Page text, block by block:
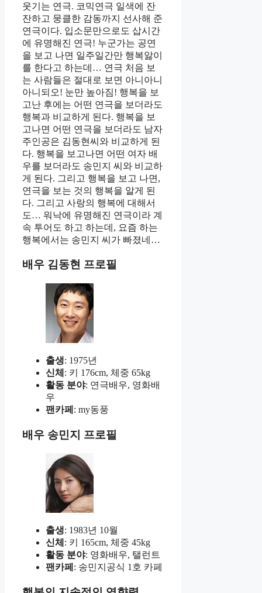
웃기는 연극. 코믹연극 일색에 잔
잔하고 뭉클한 감동까지 선사해 준
연극이다. 입소문만으로도 삽시간
에 유명해진 연극! 누군가는 공연
을 보고 나면 일주일간만 행복앓이
를 한다고 하는데… 연극 처음 보
는 사람들은 절대로 보면 아니아니
아니되오! 눈만 높아짐! 행복을 보
고난 후에는 어떤 연극을 보더라도
행복과 비교하게 된다. 행복을 보
고나면 어떤 연극을 보더라도 남자
주인공은 김동현씨와 비교하게 된
다. 행복을 보고나면 어떤 여자 배
우를 보더라도 송민지 씨와 비교하
게 된다. 그리고 행복을 보고 나면,
연극을 보는 것의 행복을 알게 된
다. 그리고 사랑의 행복에 대해서
도… 워낙에 유명해진 연극이라 계
속 투어도 하고 하는데, 요즘 하는
행복에서는 송민지 씨가 빠졌네…
배우 김동현 프로필
출생: 1975년
신체 : 키 176cm, 체중 65kg
활동 분야: 연극배우, 영화배
우
팬카페 : my동풍
배우 송민지 프로필
출생: 1983년 10월
신체 : 키 165cm, 체중 45kg
활동 분야: 영화배우, 탤런트
팬카페 : 송민지공식 1호 카페